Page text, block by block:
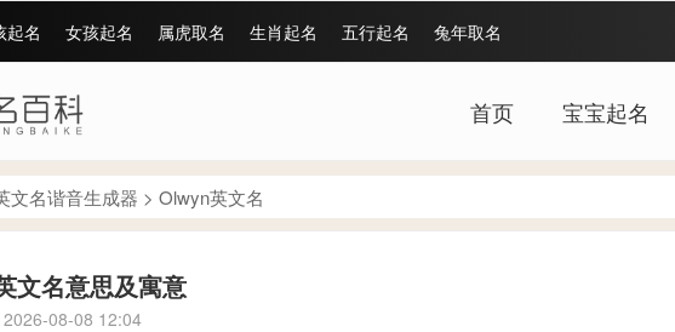
起名 女孩起名 属虎取名 生肖起名 五行起名 兔年取名
首页 宝宝起名
文名谐音生成器 > Olwyn英文名
文名意思及寓意
08-08 12:04